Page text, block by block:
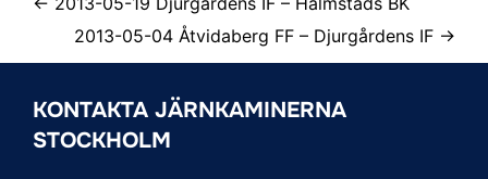
2013-05-04 Åtvidaberg FF – Djurgårdens IF →
KONTAKTA JÄRNKAMINERNA
STOCKHOLM